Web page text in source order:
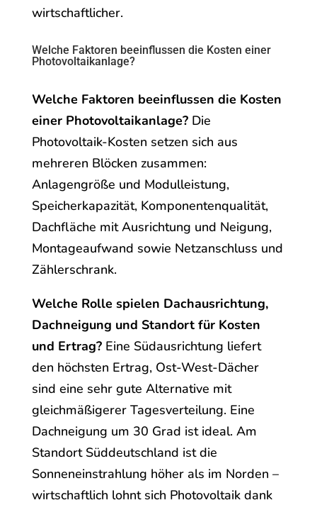
wirtschaftlicher.
Welche Faktoren beeinflussen die Kosten einer
Photovoltaikanlage?
Welche Faktoren beeinflussen die Kosten
einer Photovoltaikanlage? Die
Photovoltaik-Kosten setzen sich aus
mehreren Blöcken zusammen:
Anlagengröße und Modulleistung,
Speicherkapazität, Komponentenqualität,
Dachfläche mit Ausrichtung und Neigung,
Montageaufwand sowie Netzanschluss und
Zählerschrank.
Welche Rolle spielen Dachausrichtung,
Dachneigung und Standort für Kosten
und Ertrag? Eine Südausrichtung liefert
den höchsten Ertrag, Ost-West-Dächer
sind eine sehr gute Alternative mit
gleichmäßigerer Tagesverteilung. Eine
Dachneigung um 30 Grad ist ideal. Am
Standort Süddeutschland ist die
Sonneneinstrahlung höher als im Norden –
wirtschaftlich lohnt sich Photovoltaik dank